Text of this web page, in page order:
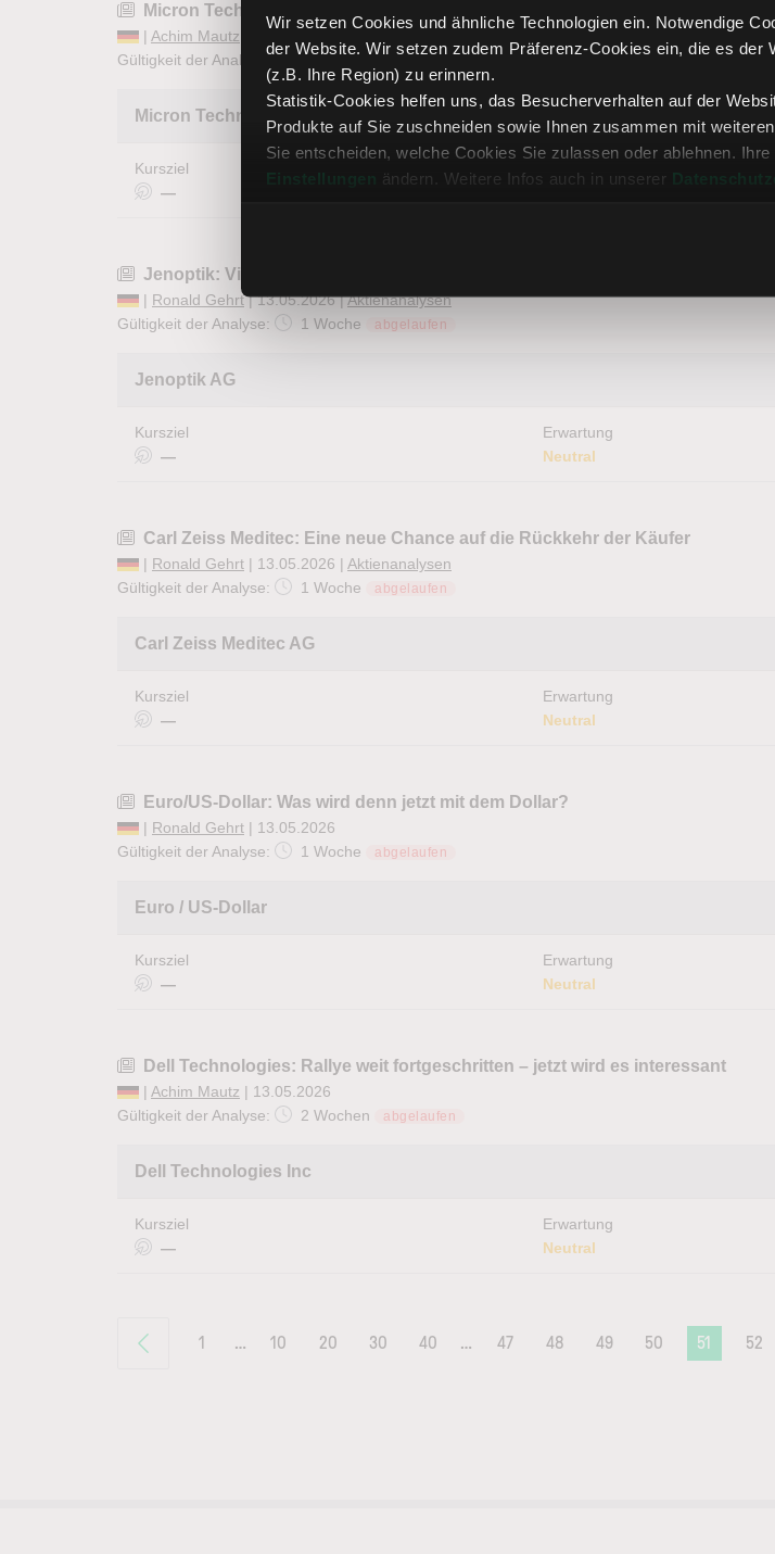
Wir setzen Cookies und ähnliche Technologien ein. Notwendige
der Website. Wir setzen zudem Präferenz-Cookies ein, die es
(z.B. Ihre Region) zu erinnern.
Statistik-Cookies helfen uns, das Besucherverhalten auf der
Produkte auf Sie zuschneiden sowie Ihnen zusammen mit
Sie entscheiden, welche Cookies Sie zulassen oder ablehnen.
Einstellungen
ändern. Weitere Infos auch in unserer
Micron Technology: Halbleiter-Rallye überhitzt?
| Achim Mautz
Gültigkeit der Analyse:
2 Wochen
Micron Technology Inc
Kursziel
—
Jenoptik: Viel gewagt, viel gewonnen … und jetzt?
| Ronald Gehrt| 13.05.2026 |Aktienanalysen
Gültigkeit der Analyse:
1 Woche abgelaufen
Jenoptik AG
Kursziel
—
Erwartung
Neutral
Carl Zeiss Meditec: Eine neue Chance auf die Rückkehr der Käufer
| Ronald Gehrt | 13.05.2026 | Aktienanalysen
Gültigkeit der Analyse:
1 Woche abgelaufen
Carl Zeiss Meditec AG
Kursziel
—
Erwartung
Neutral
Euro/US-Dollar: Was wird denn jetzt mit dem Dollar?
| Ronald Gehrt | 13.05.2026
Gültigkeit der Analyse:
1 Woche abgelaufen
Euro / US-Dollar
Kursziel
—
Erwartung
Neutral
Dell Technologies: Rallye weit fortgeschritten – jetzt wird es interessant
| Achim Mautz | 13.05.2026
Gültigkeit der Analyse:
2 Wochen abgelaufen
Dell Technologies Inc
Kursziel
—
Erwartung
Neutral
1 … 10 20 30 40 … 47 48 49 50 51 52